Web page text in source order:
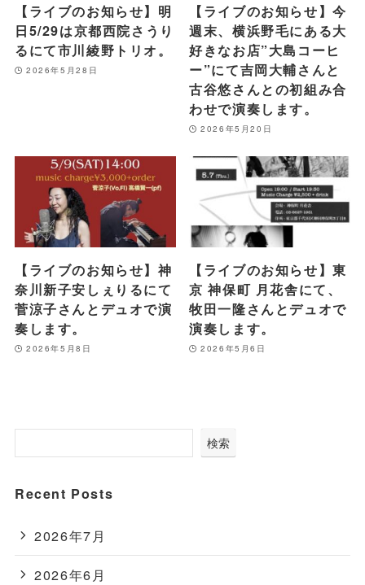
【ライブのお知らせ】明
日5/29は京都西院さうり
るにて市川綾野トリオ。
2026年5月28日
【ライブのお知らせ】今
週末、横浜野毛にある大
好きなお店”大島コーヒ
ー”にて吉岡大輔さんと
古谷悠さんとの初組み合
わせで演奏します。
2026年5月20日
【ライブのお知らせ】神
奈川新子安しぇりるにて
菅涼子さんとデュオで演
奏します。
2026年5月8日
【ライブのお知らせ】東
京 神保町 月花舎にて、
牧田一隆さんとデュオで
演奏します。
2026年5月6日
検索
Recent Posts
2026年7月
2026年6月